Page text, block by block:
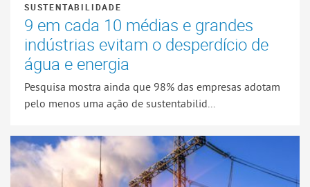
SUSTENTABILIDADE
9 em cada 10 médias e grandes
indústrias evitam o desperdício de
água e energia
Pesquisa mostra ainda que 98% das empresas adotam
pelo menos uma ação de sustentabilid...